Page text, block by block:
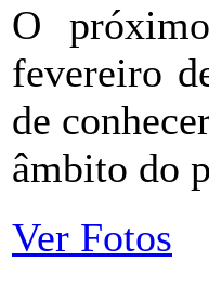
O
fevereiro
de
âmbito do
Ver Fotos